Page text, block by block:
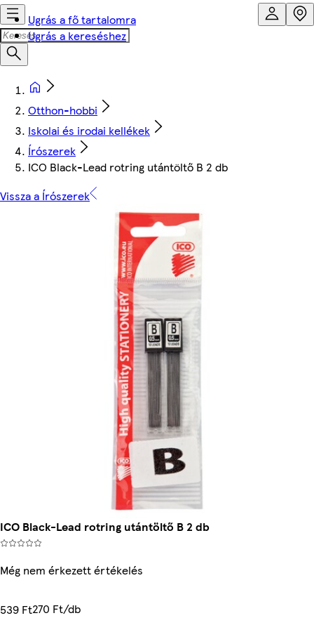
Ugrás a fő tartalomra
Ugrás a kereséshez
Otthon-hobbi
Iskolai és irodai kellékek
Írószerek
ICO Black-Lead rotring utántöltő B 2 db
Vissza a Írószerek
ICO Black-Lead rotring utántöltő B 2 db
Még nem érkezett értékelés
539 Ft270 Ft/db